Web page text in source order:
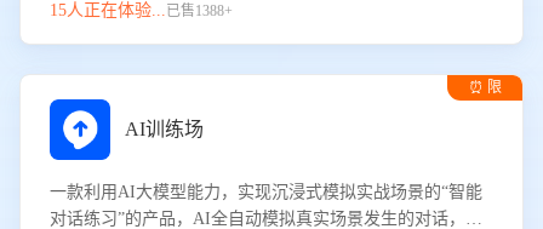
15人正在体验...已售1388+
⏰ 限
AI训练场
一款利用AI大模型能力，实现沉浸式模拟实战场景的“智能
对话练习”的产品，AI全自动模拟真实场景发生的对话，企